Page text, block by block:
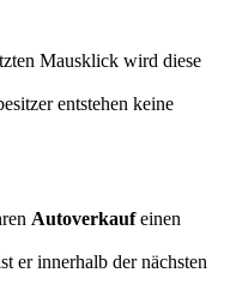
Mausklick wird diese
entstehen keine
Autoverkaufeinen
er innerhalb der nächsten